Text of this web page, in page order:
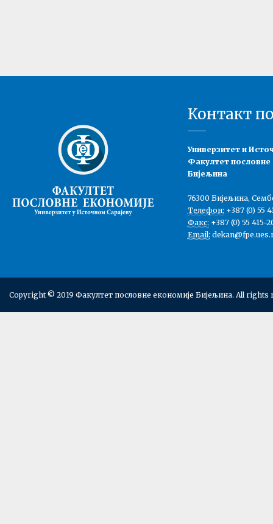
Контакт
Универзитет и
Факултет пословне
Бијељина
76300 Бијељина,
Телефон: +387 (0) 55
Факс: +387 (0) 55 415-
Email:
Copyright © 2019 Факултет пословне економије Бијељина. All rights